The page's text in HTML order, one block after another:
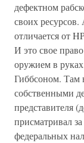
дефектном
своих ресурсов.
отличается от
И это свое
оружием в
Гиббсоном. Там
собственными
представителя
присматривал
федеральных